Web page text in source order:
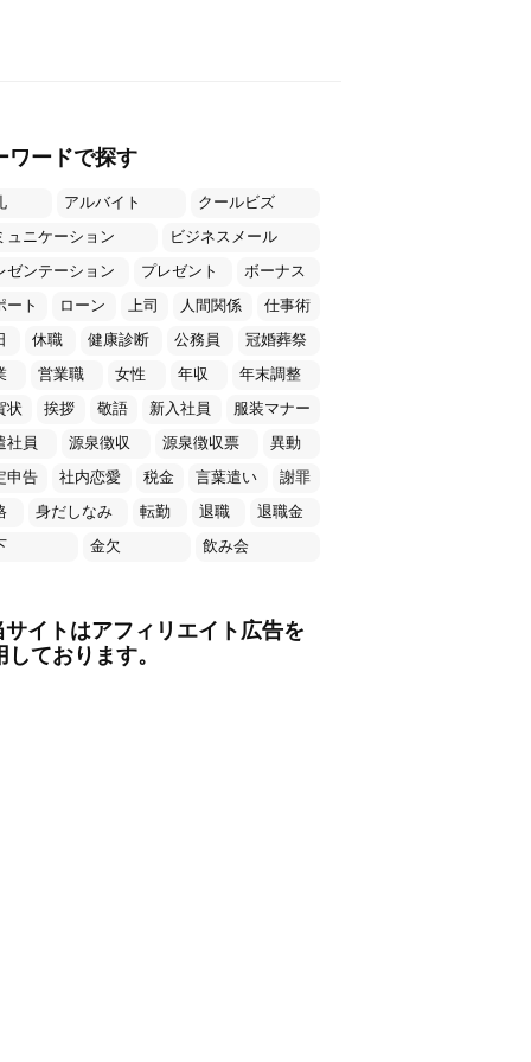
ワードで探す
アルバイト
クールビズ
ュニケーション
ビジネスメール
ゼンテーション
プレゼント
ボーナス
ート
ローン 上司 人間関係
仕事術
休職 健康診断 公務員
冠婚葬祭
営業職 女性 年収
年末調整
状
挨拶 敬語 新入社員
服装マナー
社員
源泉徴収 源泉徴収票
異動
申告
社内恋愛 税金 言葉遣い
謝罪
身だしなみ 転勤 退職
退職金
金欠 飲み会
イトはアフィリエイト広告を
しております。